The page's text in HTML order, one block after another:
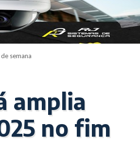
semana
amplia
no fim